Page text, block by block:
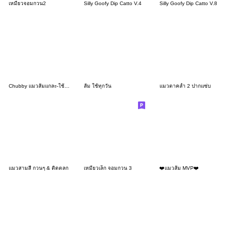
เหมียวจอมกวน2 Silly Goofy Dip Catto V.4 Silly Goofy Dip Catto V.8
ส้ม ใช้ทุกวัน แมวตาคล้ำ 2 ปากแซ่บ
แมวสามสี กวนๆ & ติดตลก เหมียวเล็ก จอมกวน 3 ❤️แมวส้ม MVP❤️